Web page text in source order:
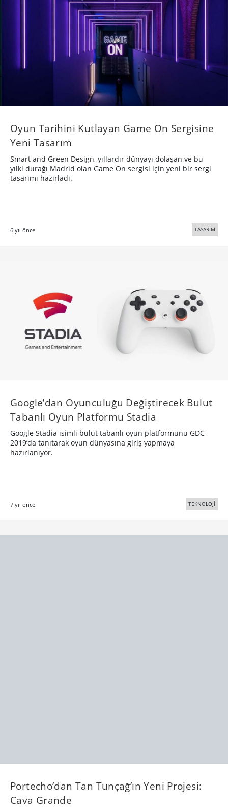
Oyun Tarihini Kutlayan Game On Sergisine
Yeni Tasarım
Smart and Green Design, yıllardır dünyayı dolaşan ve bu
yılki durağı Madrid olan Game On sergisi için yeni bir sergi
tasarımı hazırladı.
6 yıl önce TASARIM
Google’dan Oyunculuğu Değiştirecek Bulut
Tabanlı Oyun Platformu Stadia
Google Stadia isimli bulut tabanlı oyun platformunu GDC
2019’da tanıtarak oyun dünyasına giriş yapmaya
hazırlanıyor.
7 yıl önce TEKNOLOJİ
Portecho’dan Tan Tunçağ’ın Yeni Projesi:
Cava Grande